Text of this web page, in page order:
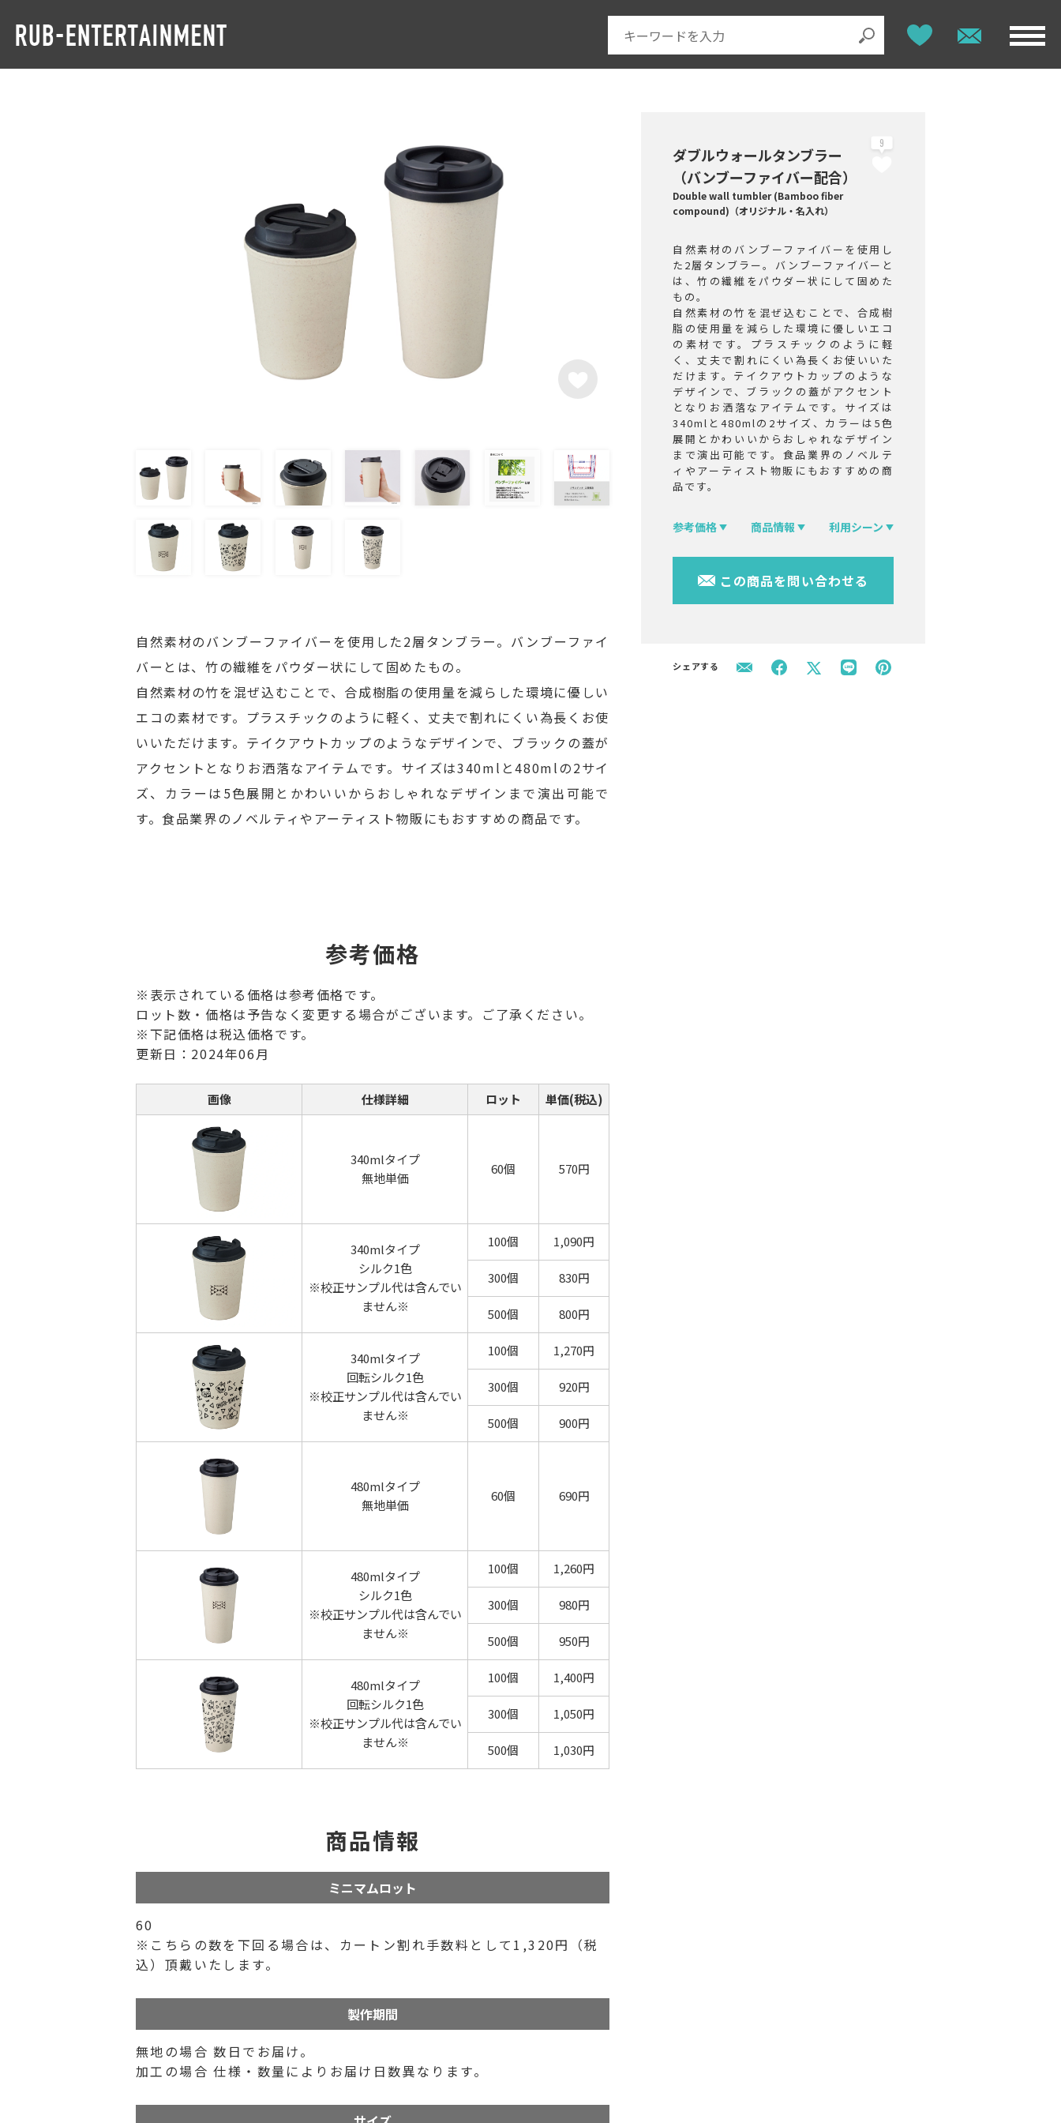
ダブルウォールタンブラー
（バンブーファイバー配合）
Double wall tumbler (Bamboo fiber
compound)（オリジナル・名入れ）
9
自然素材のバンブーファイバーを使用し
た2層タンブラー。バンブーファイバーと
は、竹の繊維をパウダー状にして固めた
もの。
自然素材の竹を混ぜ込むことで、合成樹
脂の使用量を減らした環境に優しいエコ
の素材です。プラスチックのように軽
く、丈夫で割れにくい為長くお使いいた
だけます。テイクアウトカップのような
デザインで、ブラックの蓋がアクセント
となりお洒落なアイテムです。サイズは
340mlと480mlの2サイズ、カラーは5色
展開とかわいいからおしゃれなデザイン
まで演出可能です。食品業界のノベルテ
ィやアーティスト物販にもおすすめの商
品です。
参考価格 商品情報 利用シーン
この商品を問い合わせる
シェアする
自然素材のバンブーファイバーを使用した2層タンブラー。バンブーファイ
バーとは、竹の繊維をパウダー状にして固めたもの。
自然素材の竹を混ぜ込むことで、合成樹脂の使用量を減らした環境に優しい
エコの素材です。プラスチックのように軽く、丈夫で割れにくい為長くお使
いいただけます。テイクアウトカップのようなデザインで、ブラックの蓋が
アクセントとなりお洒落なアイテムです。サイズは340mlと480mlの2サイ
ズ、カラーは5色展開とかわいいからおしゃれなデザインまで演出可能で
す。食品業界のノベルティやアーティスト物販にもおすすめの商品です。
参考価格
※表示されている価格は参考価格です。
ロット数・価格は予告なく変更する場合がございます。ご了承ください。
※下記価格は税込価格です。
更新日：2024年06月
画像 仕様詳細 ロット 単価(税込)
340mlタイプ
無地単価
60個 570円
340mlタイプ
シルク1色
※校正サンプル代は含んでい
ません※
100個 1,090円
300個 830円
500個 800円
340mlタイプ
回転シルク1色
※校正サンプル代は含んでい
ません※
100個 1,270円
300個 920円
500個 900円
480mlタイプ
無地単価
60個 690円
480mlタイプ
シルク1色
※校正サンプル代は含んでい
ません※
100個 1,260円
300個 980円
500個 950円
480mlタイプ
回転シルク1色
※校正サンプル代は含んでい
ません※
100個 1,400円
300個 1,050円
500個 1,030円
商品情報
ミニマムロット
60
※こちらの数を下回る場合は、カートン割れ手数料として1,320円（税
込）頂戴いたします。
製作期間
無地の場合 数日でお届け。
加工の場合 仕様・数量によりお届け日数異なります。